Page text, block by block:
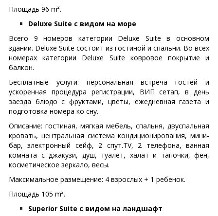
Площадь 96 m².
Deluxe Suite с видом на море
Всего 9 номеров категории Deluxe Suite в основном
здании. Deluxe Suite состоит из гостиной и спальни. Во всех
номерах категории Deluxe Suite ковровое покрытие и
балкон.
Бесплатные услуги: персональная встреча гостей и
ускоренная процедура регистрации, ВИП сетап, в день
заезда блюдо с фруктами, цветы, ежедневная газета и
подготовка номера ко сну.
Описание: гостиная, мягкая мебель, спальня, двуспальная
кровать, центральная система кондиционирования, мини-
бар, электронный сейф, 2 спут.TV, 2 телефона, ванная
комната с джакузи, душ, туалет, халат и тапочки, фен,
косметическое зеркало, весы.
Максимальное размещение: 4 взрослых + 1 ребенок.
Площадь 105 m².
Superior Suite с видом на ландшафт